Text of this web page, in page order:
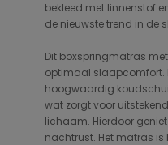
bekleed met linnenstof
de nieuwste trend in de
Dit boxspringmatras
optimaal slaapcomfort.
hoogwaardig
wat zorgt voor
lichaam. Hierdoor
nachtrust. Het matras